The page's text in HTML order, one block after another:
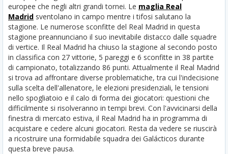
europee che negli altri grandi tornei. Le maglia Real
Madrid sventolano in campo mentre i tifosi salutano la
stagione. Le numerose sconfitte del Real Madrid in questa
stagione preannunciano il suo inevitabile distacco dalle squadre
di vertice. Il Real Madrid ha chiuso la stagione al secondo posto
in classifica con 27 vittorie, 5 pareggi e 6 sconfitte in 38 partite
di campionato, totalizzando 86 punti. Attualmente il Real Madrid
si trova ad affrontare diverse problematiche, tra cui l'indecisione
sulla scelta dell'allenatore, le elezioni presidenziali, le tensioni
nello spogliatoio e il calo di forma dei giocatori: questioni che
difficilmente si risolveranno in tempi brevi. Con l'avvicinarsi della
finestra di mercato estiva, il Real Madrid ha in programma di
acquistare e cedere alcuni giocatori. Resta da vedere se riuscirà
a ricostruire una formidabile squadra dei Galácticos durante
questa breve pausa.